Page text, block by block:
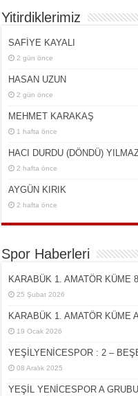
Yitirdiklerimiz
SAFİYE KAYALI
2 gün önce
HASAN UZUN
2 gün önce
MEHMET KARAKAŞ
1 hafta önce
HACI DURDU (DÖNDÜ)
2 hafta önce
AYGÜN KIRIK
2 hafta önce
Spor Haberleri
KARABÜK 1. AMATÖR KÜME
25 Şubat 2026
KARABÜK 1. AMATÖR KÜME
19 Ocak 2026
YEŞİLYENİCESPOR : 2 –
08 Aralık 2025
YEŞİL YENİCESPOR A